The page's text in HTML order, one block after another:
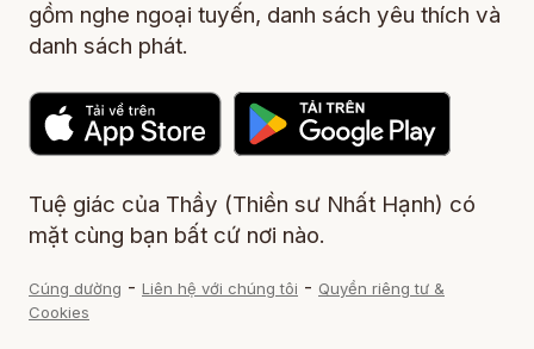
gồm nghe ngoại tuyến, danh sách yêu thích và
danh sách phát.
Tuệ giác của Thầy (Thiền sư Nhất Hạnh) có
mặt cùng bạn bất cứ nơi nào.
Cúng dường - Liên hệ với chúng tôi - Quyền riêng tư &
Cookies